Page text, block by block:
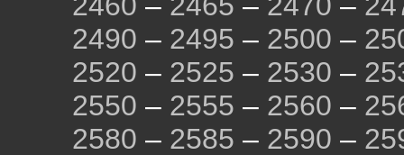
2490 – 2495 – 2500 –
2520 – 2525 – 2530 –
2550 – 2555 – 2560 –
2580 – 2585 – 2590 –